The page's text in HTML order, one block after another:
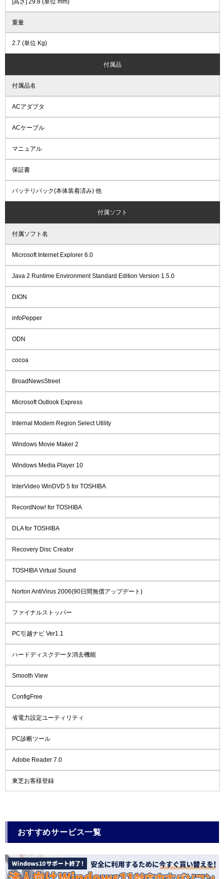
[高さ] 29.8 (単位 mm)
重量
2.7 (単位 Kg)
付属品
付属品名
ACアダプタ
ACケーブル
マニュアル
保証書
バッテリパック(本体装着済み) 他
付属ソフト
付属ソフト名
Microsoft Internet Explorer 6.0
Java 2 Runtime Environment Standard Edition Version 1.5.0
DION
infoPepper
ODN
cocoa
BroadNewsStreet
Microsoft Outlook Express
Internal Modem Region Select Utility
Windows Movie Maker 2
Windows Media Player 10
InterVideo WinDVD 5 for TOSHIBA
RecordNow! for TOSHIBA
DLA for TOSHIBA
Recovery Disc Creator
TOSHIBA Virtual Sound
Norton AntiVirus 2006(90日間無償アップデート)
ファイナルストッパー
PC引越ナビ Ver1.1
ハードディスクデータ消去機能
Smooth View
ConfigFree
省電力設定ユーティリティ
PC診断ツール
Adobe Reader 7.0
東芝お客様登録
おすすめサービス一覧